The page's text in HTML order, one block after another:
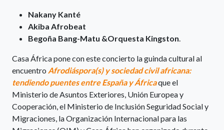
Nakany Kanté
Akiba Afrobeat
Begoña Bang-Matu &Orquesta Kingston.
Casa África pone con este concierto la guinda cultural al
encuentro Afrodiáspora(s) y sociedad civil africana:
tendiendo puentes entre España y Áfricaque el
Ministerio de Asuntos Exteriores, Unión Europea y
Cooperación, el Ministerio de Inclusión Seguridad Social y
Migraciones, la Organización Internacional para las